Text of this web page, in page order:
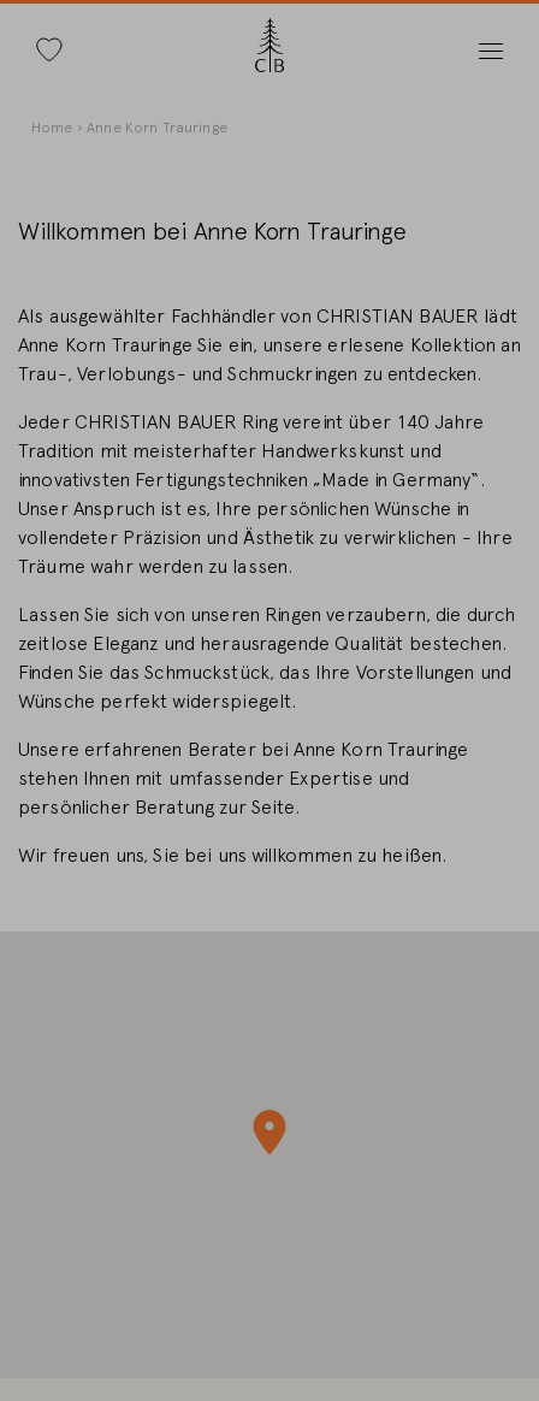
zumPfadnavigation
Home Anne Korn Trauringe
Willkommen bei Anne Korn Trauringe
Als ausgewählter Fachhändler von CHRISTIAN BAUER lädt
Anne Korn Trauringe Sie ein, unsere erlesene Kollektion an
Trau-, Verlobungs- und Schmuckringen zu entdecken.
Jeder CHRISTIAN BAUER Ring vereint über 140 Jahre
Tradition mit meisterhafter Handwerkskunst und
innovativsten Fertigungstechniken „Made in Germany“.
Unser Anspruch ist es, Ihre persönlichen Wünsche in
vollendeter Präzision und Ästhetik zu verwirklichen - Ihre
Träume wahr werden zu lassen.
Lassen Sie sich von unseren Ringen verzaubern, die durch
zeitlose Eleganz und herausragende Qualität bestechen.
Finden Sie das Schmuckstück, das Ihre Vorstellungen und
Wünsche perfekt widerspiegelt.
Unsere erfahrenen Berater bei Anne Korn Trauringe
stehen Ihnen mit umfassender Expertise und
persönlicher Beratung zur Seite.
Wir freuen uns, Sie bei uns willkommen zu heißen.
Land wechseln
Länderwahl
Deutschland